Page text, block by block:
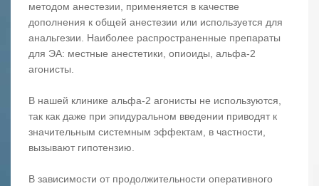
методом анестезии, применяется в качестве
дополнения к общей анестезии или используется для
анальгезии. Наиболее распространенные препараты
для ЭА: местные анестетики, опиоиды, альфа-2
агонисты.
В нашей клинике альфа-2 агонисты не используются,
так как даже при эпидуральном введении приводят к
значительным системным эффектам, в частности,
вызывают гипотензию.
В зависимости от продолжительности оперативного